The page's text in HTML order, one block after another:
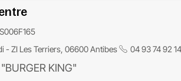
- ZI Les Terriers, 06600 Antibes
04 93 74 92 14
"BURGER KING"